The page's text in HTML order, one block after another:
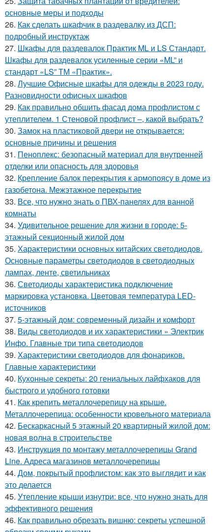
основные меры и подходы
26. Как сделать шкафчик в раздевалку из ДСП:
подробный инструктаж
27. Шкафы для раздевалок Практик ML и LS Стандарт.
Шкафы для раздевалок усиленные серии «ML” и
стандарт «LS” ТМ «Практик».
28. Лучшие Офисные шкафы для одежды в 2023 году.
Разновидности офисных шкафов
29. Как правильно обшить фасад дома профлистом с
утеплителем. 1 Стеновой профлист –, какой выбрать?
30. Замок на пластиковой двери не открывается:
основные причины и решения
31. Пеноплекс: безопасный материал для внутренней
отделки или опасность для здоровья
32. Крепление балок перекрытия к армопоясу в доме из
газобетона. Межэтажное перекрытие
33. Все, что нужно знать о ПВХ-панелях для ванной
комнаты
34. Удивительное решение для жизни в городе: 5-
этажный секционный жилой дом
35. Характеристики основных китайских светодиодов.
Основные параметры светодиодов в светодиодных
лампах, ленте, светильниках
36. Светодиоды характеристика подключение
маркировка установка. Цветовая температура LED-
источников
37. 5-этажный дом: современный дизайн и комфорт
38. Виды светодиодов и их характеристики » Электрик
Инфо. Главные три типа светодиодов
39. Характеристики светодиодов для фонариков.
Главные характеристики
40. Кухонные секреты: 20 гениальных лайфхаков для
быстрого и удобного готовки
41. Как крепить металлочерепицу на крыше.
Металлочерепица: особенности кровельного материала
42. Бескаркасный 5 этажный 20 квартирный жилой дом:
новая волна в строительстве
43. Инструкция по монтажу металлочерепицы Grand
Line. Адреса магазинов металлочерепицы
44. Дом, покрытый профлистом: как это выглядит и как
это делается
45. Утепление крыши изнутри: все, что нужно знать для
эффективного решения
46. Как правильно обрезать вишню: секреты успешной